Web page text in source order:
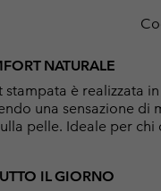
NATURALE
stampata è realizzata
una sensazione di
pelle. Ideale per
IL GIORNO